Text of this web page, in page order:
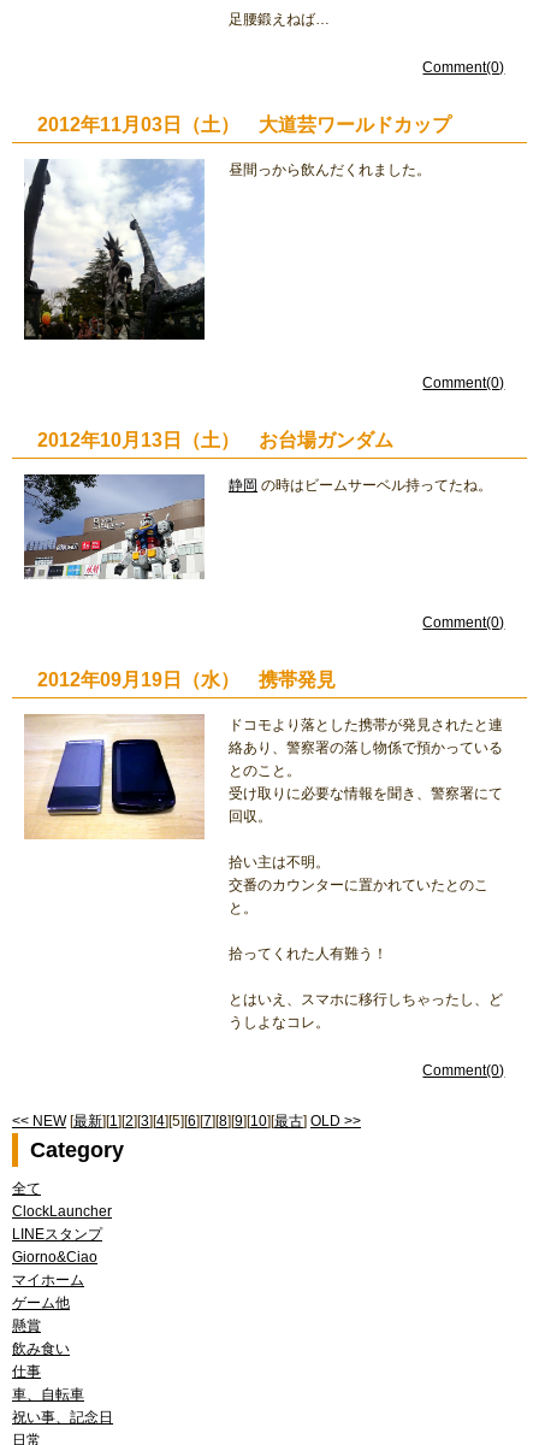
足腰鍛えねば…
Comment(0)
2012年11月03日（土） 大道芸ワールドカップ
昼間っから飲んだくれました。
Comment(0)
2012年10月13日（土） お台場ガンダム
静岡 の時はビームサーベル持ってたね。
Comment(0)
2012年09月19日（水） 携帯発見
ドコモより落とした携帯が発見されたと連
絡あり、警察署の落し物係で預かっている
とのこと。
受け取りに必要な情報を聞き、警察署にて
回収。
拾い主は不明。
交番のカウンターに置かれていたとのこ
と。
拾ってくれた人有難う！
とはいえ、スマホに移行しちゃったし、ど
うしよなコレ。
Comment(0)
<< NEW[最新][1][2][3][4][5][6][7][8][9][10][最古] OLD >>
Category
全て
ClockLauncher
LINEスタンプ
Giorno&Ciao
マイホーム
ゲーム他
懸賞
飲み食い
仕事
車、自転車
祝い事、記念日
日常